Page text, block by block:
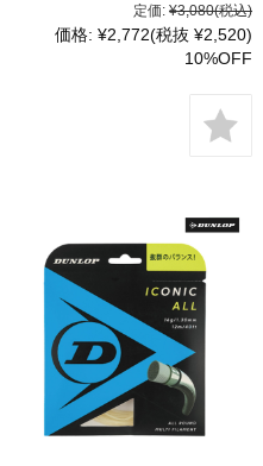
定価: ¥3,080(税込)
価格: ¥2,772(税抜 ¥2,520)
10%OFF